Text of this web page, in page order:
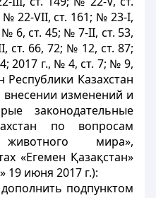
№ 22-VII, ст. 161; № 23-I,
6, ст. 45; № 7-II, ст. 53,
ст. 66, 72; № 12, ст. 87;
2017 г., № 4, ст. 7; № 9,
Республики Казахстан
изменений и
законодательные
по вопросам
мира»,
«Егемен Қазақстан»
19 июня 2017 г.):
дополнить подпунктом